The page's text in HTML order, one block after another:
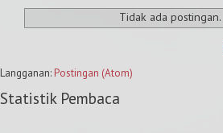
Tidak ada postingan.
Langganan: Postingan (Atom)
Statistik Pembaca